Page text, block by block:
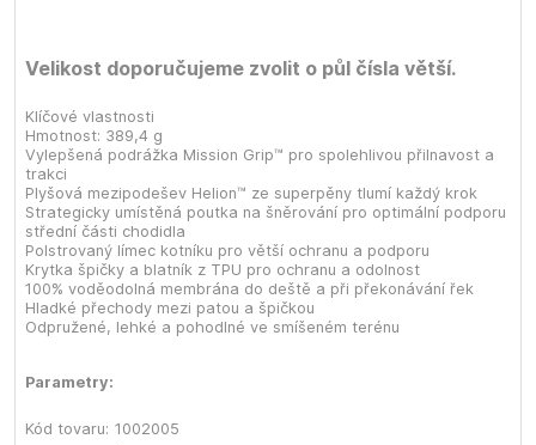
Velikost doporučujeme zvolit o půl čísla větší.
Klíčové vlastnosti
Hmotnost: 389,4 g
Vylepšená podrážka Mission Grip™ pro spolehlivou přilnavost a
trakci
Plyšová mezipodešev Helion™ ze superpěny tlumí každý krok
Strategicky umístěná poutka na šněrování pro optimální podporu
střední části chodidla
Polstrovaný límec kotníku pro větší ochranu a podporu
Krytka špičky a blatník z TPU pro ochranu a odolnost
100% voděodolná membrána do deště a při překonávání řek
Hladké přechody mezi patou a špičkou
Odpružené, lehké a pohodlné ve smíšeném terénu
Parametry:
Kód tovaru: 1002005